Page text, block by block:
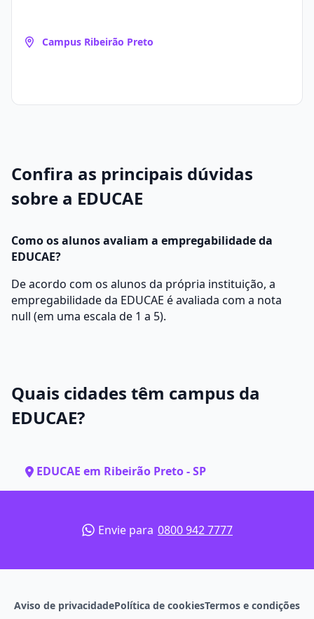
Campus Ribeirão Preto
Confira as principais dúvidas
sobre a EDUCAE
Como os alunos avaliam a empregabilidade da
EDUCAE?
De acordo com os alunos da própria instituição, a
empregabilidade da EDUCAE é avaliada com a nota
null (em uma escala de 1 a 5).
Quais cidades têm campus da
EDUCAE?
EDUCAE em Ribeirão Preto - SP
Envie para 0800 942 7777
Aviso de privacidadePolítica de cookiesTermos e condições